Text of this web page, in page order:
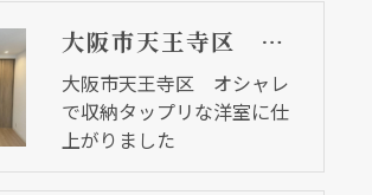
大阪市天王寺区 オシャレで収納タップリな洋室に仕上がりました
大阪市天王寺区 オシャレ
で収納タップリな洋室に仕
上がりました